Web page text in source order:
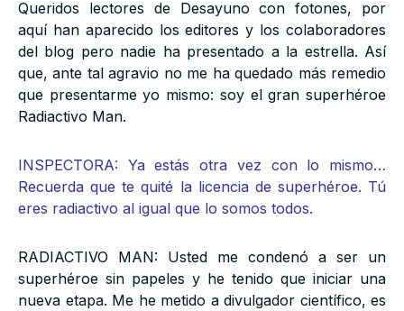
Queridos lectores de Desayuno con fotones, por
aquí han aparecido los editores y los colaboradores
del blog pero nadie ha presentado a la estrella. Así
que, ante tal agravio no me ha quedado más remedio
que presentarme yo mismo: soy el gran superhéroe
Radiactivo Man.
INSPECTORA: Ya estás otra vez con lo mismo…
Recuerda que te quité la licencia de superhéroe. Tú
eres radiactivo al igual que lo somos todos.
RADIACTIVO MAN: Usted me condenó a ser un
superhéroe sin papeles y he tenido que iniciar una
nueva etapa. Me he metido a divulgador científico, es